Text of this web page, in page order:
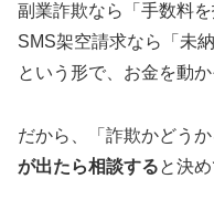
副業詐欺なら「手数料を
SMS架空請求なら「未
という形で、お金を動
だから、「詐欺かどう
が出たら相談すると決